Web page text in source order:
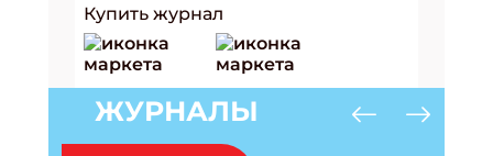
Купить журнал
ЖУРНАЛЫ